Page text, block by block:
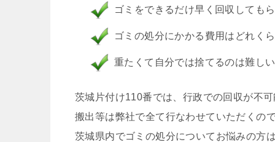
ゴミをできるだけ早く回収しても
ゴミの処分にかかる費用はどれく
重たくて自分では捨てるのは難し
茨城片付け110番では、行政での回収が不
搬出等は弊社で全て行なわせていただくの
茨城県内でゴミの処分についてお悩みの方